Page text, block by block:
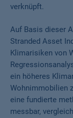
verknüpft.
Auf Basis dieser
Stranded Asset
Klimarisiken von
ein höheres
Wohnimmobilien
eine fundierte
messbar,